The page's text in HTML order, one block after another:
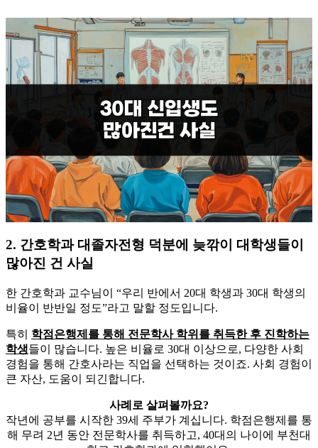
2. 간호학과 대졸자전형 덕분에 늦깎이 대학생들이
많아진 건 사실
한 간호학과 교수님이 “우리 반에서 20대 학생과 30대 학생의
비율이 반반일 정도”라고 말할 정도입니다.
​특히 학점은행제를 통해 전문학사 학위를 취득한 후 진학하는
학생들이 많습니다. 높은 비율로 30대 이상으로, 다양한 사회
경험을 통해 간호사라는 직업을 선택하는 것이죠. 사회 경험이
큰 자산, 도움이 되긴합니다.
사례로 살펴볼까요?
작년에 공부를 시작한 39세 주부가 계십니다. 학점은행제를 통
해 무려 2년 동안 전문학사를 취득하고, 40대의 나이에 부천대